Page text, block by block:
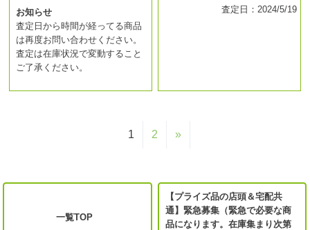
お知らせ
査定日から時間が経ってる商品
は再度お問い合わせください。
査定は在庫状況で変動すること
ご了承ください。
査定日：2024/5/19
1 2 »
一覧TOP
【プライズ品の店頭＆宅配共
通】緊急募集（緊急で必要な商
品になります。在庫集まり次第